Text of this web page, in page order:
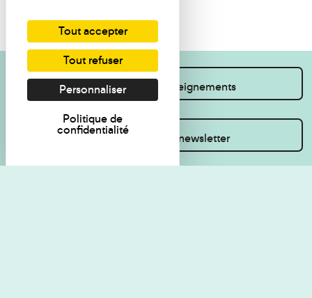
Je souhaite des renseignements
Inscrivez-vous à la newsletter
Tout accepter
Tout refuser
Personnaliser
Politique de
confidentialité